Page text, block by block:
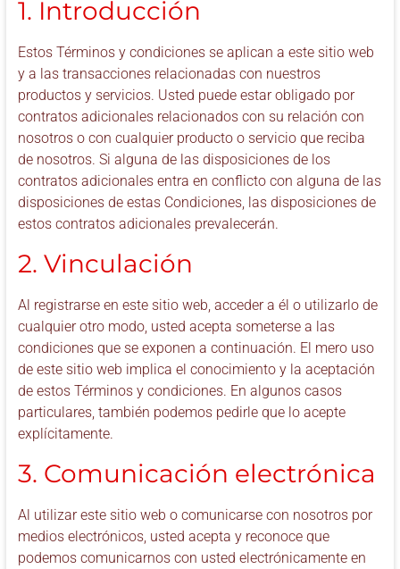
1. Introducción
Estos Términos y condiciones se aplican a este sitio web
y a las transacciones relacionadas con nuestros
productos y servicios. Usted puede estar obligado por
contratos adicionales relacionados con su relación con
nosotros o con cualquier producto o servicio que reciba
de nosotros. Si alguna de las disposiciones de los
contratos adicionales entra en conflicto con alguna de las
disposiciones de estas Condiciones, las disposiciones de
estos contratos adicionales prevalecerán.
2. Vinculación
Al registrarse en este sitio web, acceder a él o utilizarlo de
cualquier otro modo, usted acepta someterse a las
condiciones que se exponen a continuación. El mero uso
de este sitio web implica el conocimiento y la aceptación
de estos Términos y condiciones. En algunos casos
particulares, también podemos pedirle que lo acepte
explícitamente.
3. Comunicación electrónica
Al utilizar este sitio web o comunicarse con nosotros por
medios electrónicos, usted acepta y reconoce que
podemos comunicarnos con usted electrónicamente en